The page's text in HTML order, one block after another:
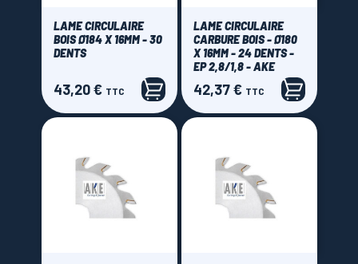
42 dents(7)
48 dents
54 dents(7)
56 dents(14)
60 dents(6)
64 dents(9)
68 dents
LAME CIRCULAIRE
BOIS Ø184 X 16MM - 30
DENTS
Prix
43,20 € TTC
LAME CIRCULAIRE
CARBURE BOIS - Ø180
X 16MM - 24 DENTS -
EP 2,8/1,8 - AKE
Prix
42,37 € TTC